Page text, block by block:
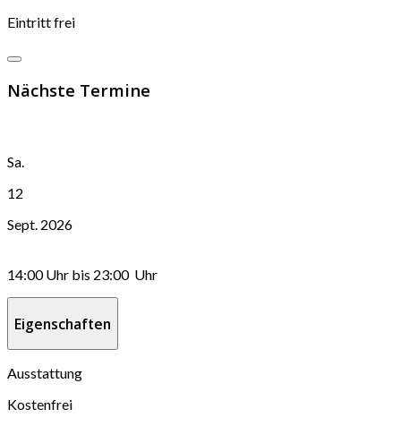
Eintritt frei
Nächste Termine
Sa.
12
Sept. 2026
14:00 Uhr bis 23:00 Uhr
Eigenschaften
Ausstattung
Kostenfrei